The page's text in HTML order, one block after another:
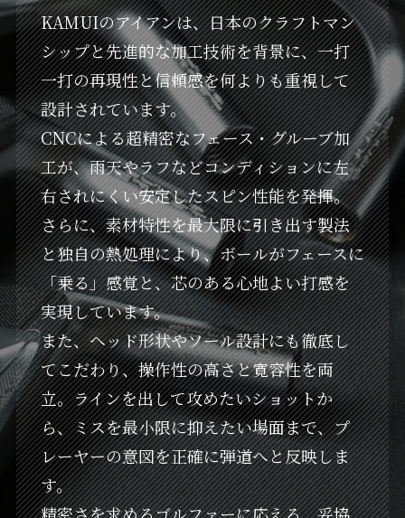
KAMUIのアイアンは、日本のクラフトマン
シップと先進的な加工技術を背景に、一打
一打の再現性と信頼感を何よりも重視して
設計されています。
CNCによる超精密なフェース・グルーブ加
工が、雨天やラフなどコンディションに左
右されにくい安定したスピン性能を発揮。
さらに、素材特性を最大限に引き出す製法
と独自の熱処理により、ボールがフェースに
「乗る」感覚と、芯のある心地よい打感を
実現しています。
また、ヘッド形状やソール設計にも徹底し
てこだわり、操作性の高さと寛容性を両
立。ラインを出して攻めたいショットか
ら、ミスを最小限に抑えたい場面まで、プ
レーヤーの意図を正確に弾道へと反映しま
す。
精密さを求めるゴルファーに応える、妥協